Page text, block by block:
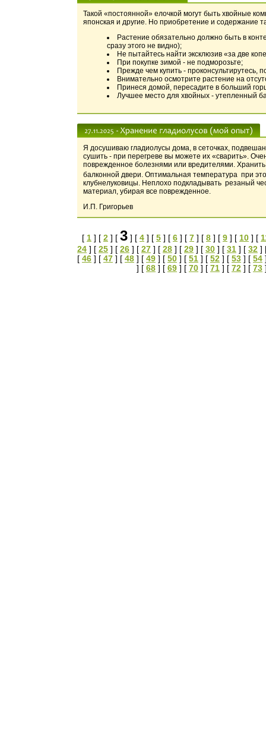
Такой «постоянной» елочкой могут быть хвойные
японская и другие. Но приобретение и содержание
Растение обязательно должно быть в
сразу этого не видно);
Не пытайтесь найти эксклюзив «за две
При покупке зимой - не подморозьте;
Прежде чем купить - проконсультирутесь,
Внимательно осмотрите растение на
Принеся домой, пересадите в больший
Лучшее место для хвойных - утепленный
Я досушиваю гладиолусы дома, в сеточках,
сушить - при перегреве вы можете их «сварить».
поврежденное болезнями или вредителями.
балконной двери. Оптимальная температура при
клубнелуковицы. Неплохо подкладывать резаный
материал, убирая все поврежденное.
И.П. Григорьев
[ 1 ] [ 2 ] [ 3 ] [ 4 ] [ 5 ] [ 6 ] [ 7 ] [ 8 ] [ 9 ] [ 10 ] [
24 ] [ 25 ] [ 26 ] [ 27 ] [ 28 ] [ 29 ] [ 30 ] [ 31 ] [ 32 ]
[ 46 ] [ 47 ] [ 48 ] [ 49 ] [ 50 ] [ 51 ] [ 52 ] [ 53 ] [ 54
] [ 68 ] [ 69 ] [ 70 ] [ 71 ] [ 72 ] [ 73